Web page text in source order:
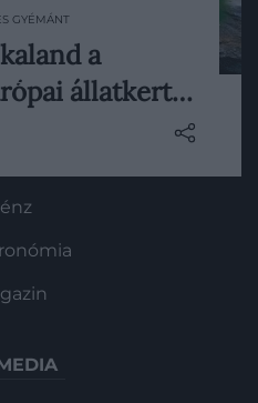
programot, az
lőhetünk mellé.
szórakozást
GYÉMÁNT
a
állatkert…